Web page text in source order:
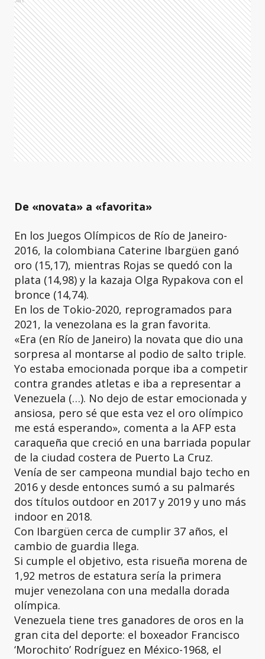
De «novata» a «favorita»
En los Juegos Olímpicos de Río de Janeiro-
2016, la colombiana Caterine Ibargüen ganó
oro (15,17), mientras Rojas se quedó con la
plata (14,98) y la kazaja Olga Rypakova con el
bronce (14,74).
En los de Tokio-2020, reprogramados para
2021, la venezolana es la gran favorita.
«Era (en Río de Janeiro) la novata que dio una
sorpresa al montarse al podio de salto triple.
Yo estaba emocionada porque iba a competir
contra grandes atletas e iba a representar a
Venezuela (…). No dejo de estar emocionada y
ansiosa, pero sé que esta vez el oro olímpico
me está esperando», comenta a la AFP esta
caraqueña que creció en una barriada popular
de la ciudad costera de Puerto La Cruz.
Venía de ser campeona mundial bajo techo en
2016 y desde entonces sumó a su palmarés
dos títulos outdoor en 2017 y 2019 y uno más
indoor en 2018.
Con Ibargüen cerca de cumplir 37 años, el
cambio de guardia llega.
Si cumple el objetivo, esta risueña morena de
1,92 metros de estatura sería la primera
mujer venezolana con una medalla dorada
olímpica.
Venezuela tiene tres ganadores de oros en la
gran cita del deporte: el boxeador Francisco
‘Morochito’ Rodríguez en México-1968, el